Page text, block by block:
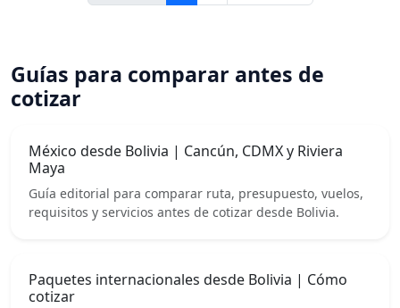
Guías para comparar antes de
cotizar
México desde Bolivia | Cancún, CDMX y Riviera
Maya
Guía editorial para comparar ruta, presupuesto, vuelos,
requisitos y servicios antes de cotizar desde Bolivia.
Paquetes internacionales desde Bolivia | Cómo
cotizar